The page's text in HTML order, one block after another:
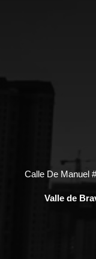
Calle De Manuel
Valle de